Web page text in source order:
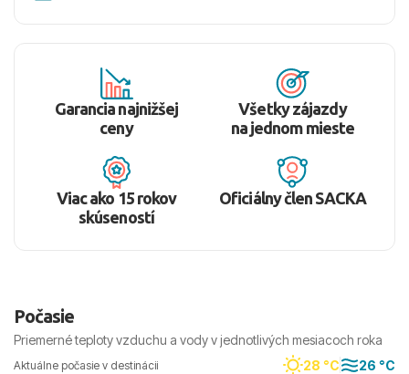
Garancia najnižšej
ceny
Všetky zájazdy
na jednom mieste
Viac ako 15 rokov
skúseností
Oficiálny člen SACKA
Počasie
Priemerné teploty vzduchu a vody v jednotlivých mesiacoch roka
Aktuálne počasie v destinácii 28 °C 26 °C